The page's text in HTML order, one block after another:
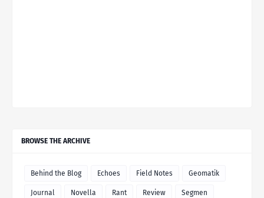
BROWSE THE ARCHIVE
Behind the Blog Echoes Field Notes Geomatik
Journal Novella Rant Review Segmen